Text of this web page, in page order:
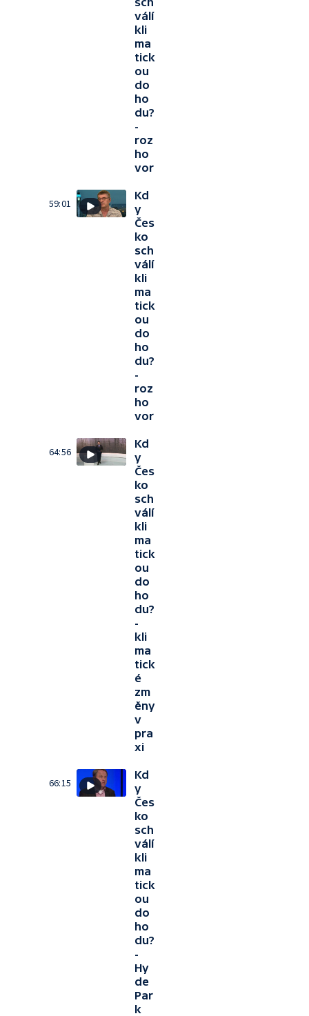
válí
kli
ma
tick
ou
do
ho
du?
-
roz
ho
vor
59:01
Kd
y
Čes
ko
sch
válí
kli
ma
tick
ou
do
ho
du?
-
roz
ho
vor
64:56
Kd
y
Čes
ko
sch
válí
kli
ma
tick
ou
do
ho
du?
-
kli
ma
tick
é
zm
ěny
v
pra
xi
66:15
Kd
y
Čes
ko
sch
válí
kli
ma
tick
ou
do
ho
du?
-
Hy
de
Par
k